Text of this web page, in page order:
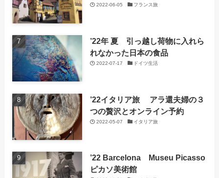
2022-06-05 フランス旅
’22年 夏 引っ越し荷物に入れら
れなかった日本の食品
2022-07-17 ドイツ生活
’22イタリア旅 アラ還夫婦の３
つの贅沢とオンライン予約
2022-05-07 イタリア旅
’22 Barcelona Museu Picasso
ピカソ美術館